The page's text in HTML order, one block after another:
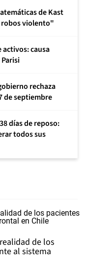
de Kast
robos violento"
activos: causa
rechaza
de septiembre
días de reposo:
todos sus
de los
al sistema